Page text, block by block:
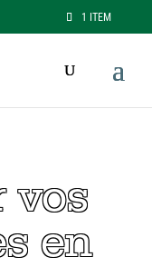
1 ITEM
vos
en